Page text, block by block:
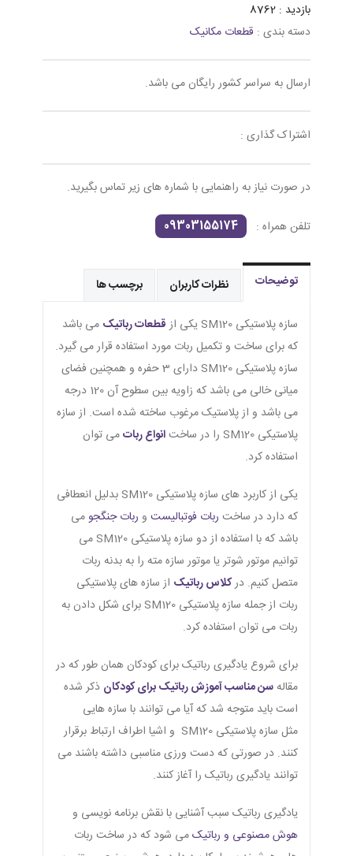
بازدید : 8762
دسته بندی : قطعات مکانیک
ارسال به سراسر کشور رایگان می باشد.
اشتراک گذاری :
در صورت نیاز به راهنمایی با شماره های زیر تماس بگیرید.
تلفن همراه : 09303155174
توضیحات نظرات کاربران برچسب ها
سازه پلاستیکی SM120 یکی از قطعات رباتیک می باشد
که برای ساخت و تکمیل ربات مورد استفاده قرار می گیرد.
سازه پلاستیکی SM120 دارای 3 حفره و همچنین فضای
میانی خالی می باشد که زاویه بین سطوح آن 120 درجه
می باشد و از پلاستیک مرغوب ساخته شده است. از سازه
پلاستیکی SM120 را در ساخت
انواع رباتمی توان
استفاده کرد.
یکی از کاربرد های سازه پلاستیکی SM120 بدلیل انعطافی
که دارد در ساخت ربات فوتبالیست و ربات جنگجومی
باشد که با استفاده از دو سازه پلاستیکی SM120 می
توانیم موتور شوتر یا موتور سازه مته را به بدنه ربات
متصل کنیم. درکلاس رباتیک از سازه های پلاستیکی
ربات از جمله سازه پلاستیکی SM120 برای شکل دادن به
ربات می توان استفاده کرد.
برای شروع یادگیری رباتیک برای کودکان همان طور که در
مقالهسن مناسب آموزش رباتیک برای کودکان ذکر شده
است باید متوجه شد که آیا می توانند با سازه هایی
مثل سازه پلاستیکی SM120 و اشیا اطراف ارتباط برقرار
کنند. در صورتی که دست ورزی مناسبی داشته باشند می
توانند یادگیری رباتیک را آغاز کنند.
یادگیری رباتیک سبب آشنایی با نقش برنامه نویسی و
هوش مصنوعی و رباتیکمی شود که در ساخت ربات